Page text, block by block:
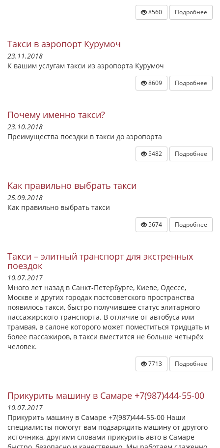
8560 Подробнее
Такси в аэропорт Курумоч
23.11.2018
К вашим услугам такси из аэропорта Курумоч
8609 Подробнее
Почему именно такси?
23.10.2018
Преимущества поездки в такси до аэропорта
5482 Подробнее
Как правильно выбрать такси
25.09.2018
Как правильно выбрать такси
5674 Подробнее
Такси – элитный транспорт для экстренных
поездок
10.07.2017
Много лет назад в Санкт-Петербурге, Киеве, Одессе,
Москве и других городах постсоветского пространства
появилось такси, быстро получившее статус элитарного
пассажирского транспорта. В отличие от автобуса или
трамвая, в салоне которого может поместиться тридцать и
более пассажиров, в такси вместится не больше четырёх
человек.
7713 Подробнее
Прикурить машину в Самаре +7(987)444-55-00
10.07.2017
Прикурить машину в Самаре +7(987)444-55-00 Наши
специалисты помогут вам подзарядить машину от другого
источника, другими словами прикурить авто в Самаре